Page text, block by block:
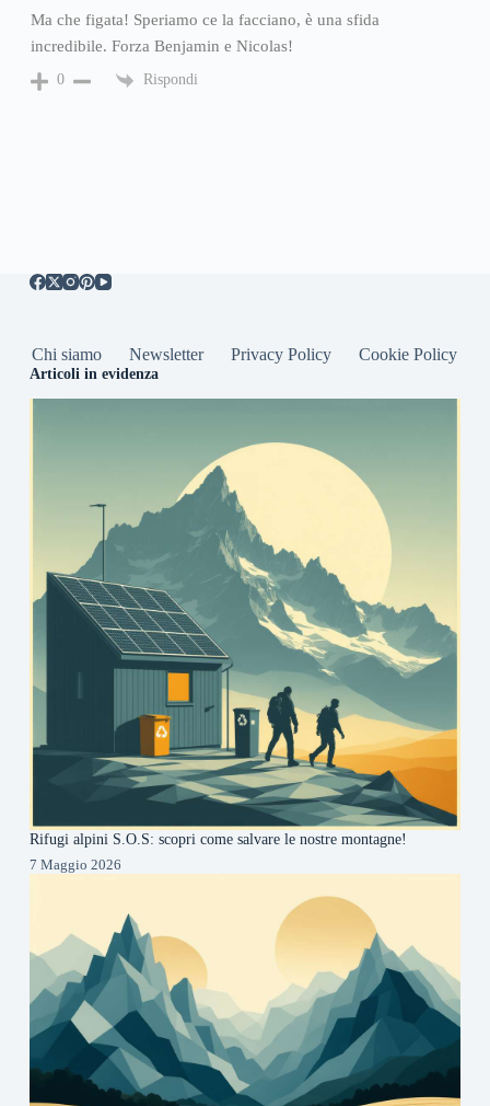
Ma che figata! Speriamo ce la facciano, è una sfida
incredibile. Forza Benjamin e Nicolas!
0 Rispondi
Chi siamo Newsletter Privacy Policy Cookie Policy
Articoli in evidenza
Rifugi alpini S.O.S: scopri come salvare le nostre montagne!
7 Maggio 2026